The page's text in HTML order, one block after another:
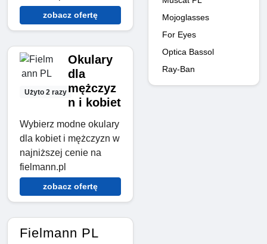
zobacz ofertę
Użyto 2 razy
Okulary
dla
mężczyz
n i kobiet
Wybierz modne okulary
dla kobiet i mężczyzn w
najniższej cenie na
fielmann.pl
zobacz ofertę
Fielmann PL
Mojoglasses
For Eyes
Optica Bassol
Ray-Ban